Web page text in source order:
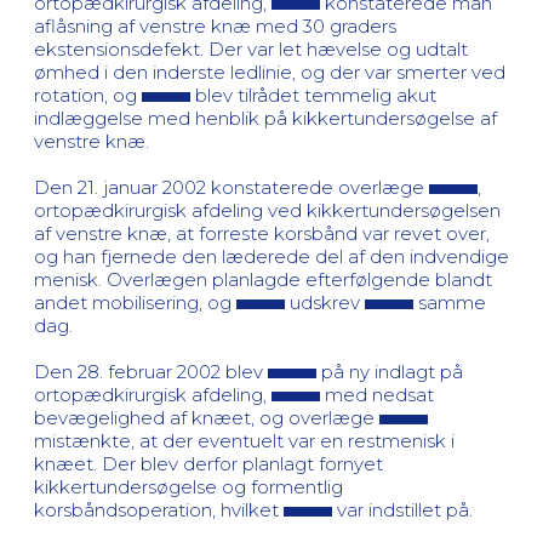
aflåsning af venstre knæ med 30 graders
ekstensionsdefekt. Der var let hævelse og udtalt
ømhed i den inderste ledlinie, og der var smerter ved
rotation, og
blev tilrådet temmelig akut
indlæggelse med henblik på kikkertundersøgelse af
venstre knæ.
Den 21. januar 2002 konstaterede overlæge
ortopædkirurgisk afdeling ved kikkertundersøgelsen
af venstre knæ, at forreste korsbånd var revet over,
og han fjernede den læderede del af den indvendige
menisk. Overlægen planlagde efterfølgende blandt
andet mobilisering, og
udskrev
samme
dag.
Den 28. februar 2002 blev
på ny indlagt på
ortopædkirurgisk afdeling,
med nedsat
bevægelighed af knæet, og overlæge
mistænkte, at der eventuelt var en restmenisk i
knæet. Der blev derfor planlagt fornyet
kikkertundersøgelse og formentlig
korsbåndsoperation, hvilket
var indstillet på.